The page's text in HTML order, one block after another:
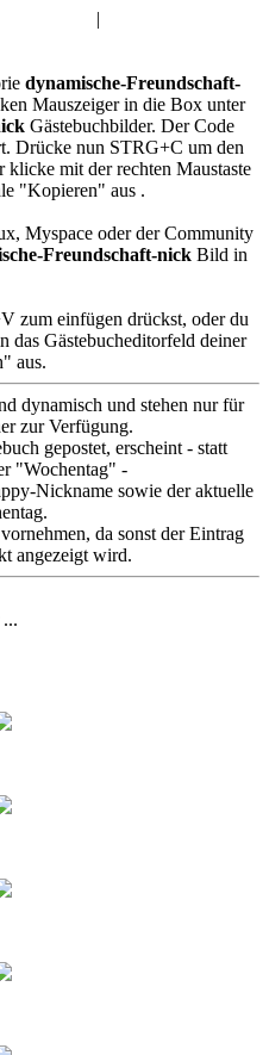
|
dynamische-Freundschaft-
Mauszeiger in die Box unter
Gästebuchbilder. Der Code
Drücke nun STRG+C um den
mit der rechten Maustaste
"Kopieren" aus .
Myspace oder der Community
Freundschaft-nick Bild in
zum einfügen drückst, oder du
das Gästebucheditorfeld deiner
aus.
dynamisch und stehen nur für
zur Verfügung.
gepostet, erscheint - statt
"Wochentag" -
Nickname sowie der aktuelle
da sonst der Eintrag
angezeigt wird.